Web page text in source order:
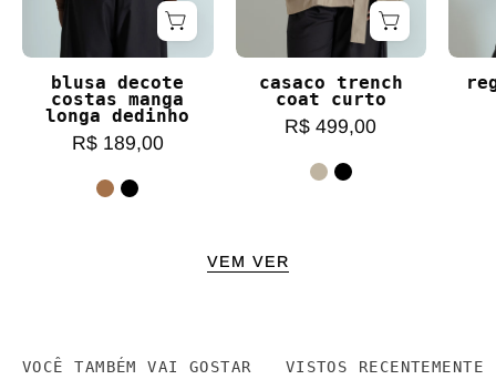
blusa decote
costas manga
longa dedinho
R$ 189,00
casaco trench
coat curto
R$ 499,00
VEM VER
VOCÊ TAMBÉM VAI GOSTAR VISTOS RECENTEMENTE